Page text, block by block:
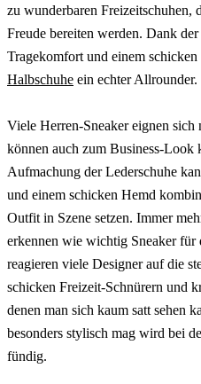
zu wunderbaren Freizeitschuhen,
Freude bereiten werden. Dank
Tragekomfort und einem
Halbschuhe ein echter Allrounder.
Viele Herren-Sneaker eignen
können auch zum Business-Look
Aufmachung der Lederschuhe
und einem schicken Hemd
Outfit in Szene setzen. Immer
erkennen wie wichtig Sneaker
reagieren viele Designer auf die
schicken Freizeit-Schnürern und
denen man sich kaum satt sehen
besonders stylisch mag wird bei
fündig.